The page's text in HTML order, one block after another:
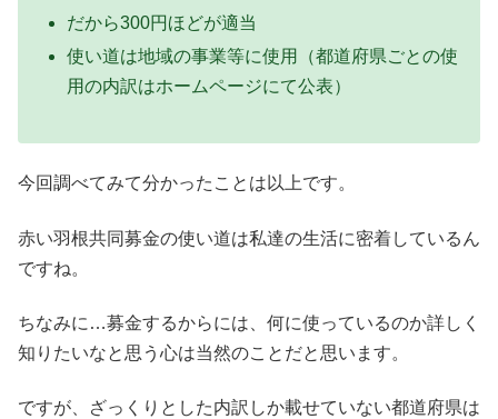
だから300円ほどが適当
使い道は地域の事業等に使用（都道府県ごとの使
用の内訳はホームページにて公表）
今回調べてみて分かったことは以上です。
赤い羽根共同募金の使い道は私達の生活に密着しているん
ですね。
ちなみに…募金するからには、何に使っているのか詳しく
知りたいなと思う心は当然のことだと思います。
ですが、ざっくりとした内訳しか載せていない都道府県は